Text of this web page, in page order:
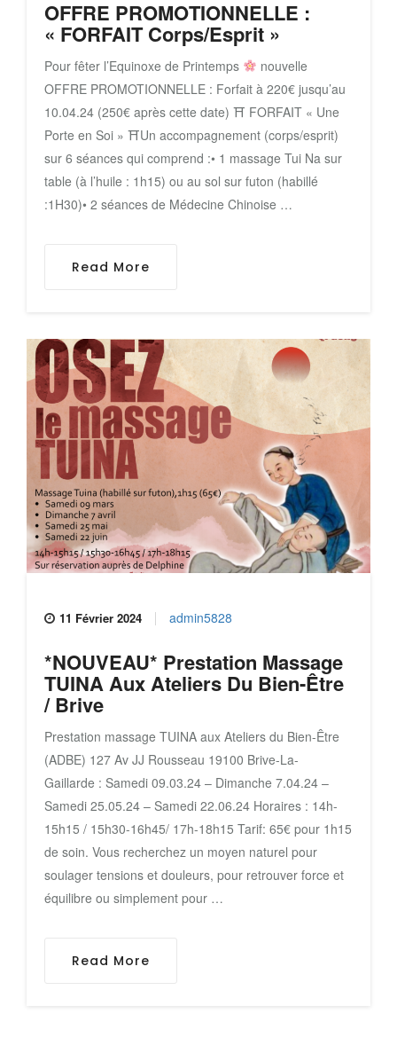
OFFRE PROMOTIONNELLE :
« FORFAIT Corps/Esprit »
Pour fêter l’Equinoxe de Printemps
nouvelle
OFFRE PROMOTIONNELLE : Forfait à 220€ jusqu’au
10.04.24 (250€ après cette date) ⛩ FORFAIT « Une
Porte en Soi » ⛩Un accompagnement (corps/esprit)
sur 6 séances qui comprend :• 1 massage Tui Na sur
table (à l’huile : 1h15) ou au sol sur futon (habillé
:1H30)• 2 séances de Médecine Chinoise …
Read More
11 Février 2024 admin5828
*NOUVEAU* Prestation Massage
TUINA Aux Ateliers Du Bien-Être
/ Brive
Prestation massage TUINA aux Ateliers du Bien-Être
(ADBE) 127 Av JJ Rousseau 19100 Brive-La-
Gaillarde : Samedi 09.03.24 – Dimanche 7.04.24 –
Samedi 25.05.24 – Samedi 22.06.24 Horaires : 14h-
15h15 / 15h30-16h45/ 17h-18h15 Tarif: 65€ pour 1h15
de soin. Vous recherchez un moyen naturel pour
soulager tensions et douleurs, pour retrouver force et
équilibre ou simplement pour …
Read More